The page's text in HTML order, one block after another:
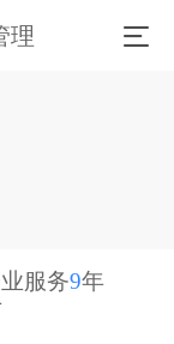
理
服务9年